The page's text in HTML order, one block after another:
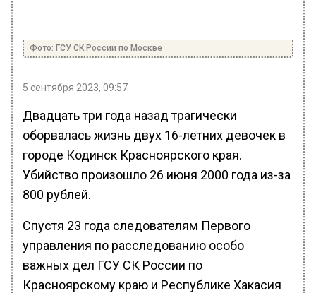
Фото: ГСУ СК России по Москве
5 сентября 2023, 09:57
Двадцать три года назад трагически
оборвалась жизнь двух 16-летних девочек в
городе Кодинск Красноярского края.
Убийство произошло 26 июня 2000 года из-за
800 рублей.
Спустя 23 года следователям Первого
управления по расследованию особо
важных дел ГСУ СК России по
Красноярскому краю и Республике Хакасия